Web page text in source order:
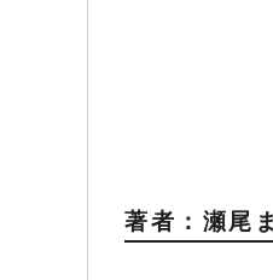
著者：瀬尾